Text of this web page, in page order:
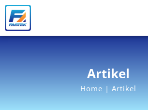
Artikel
Home | Artikel